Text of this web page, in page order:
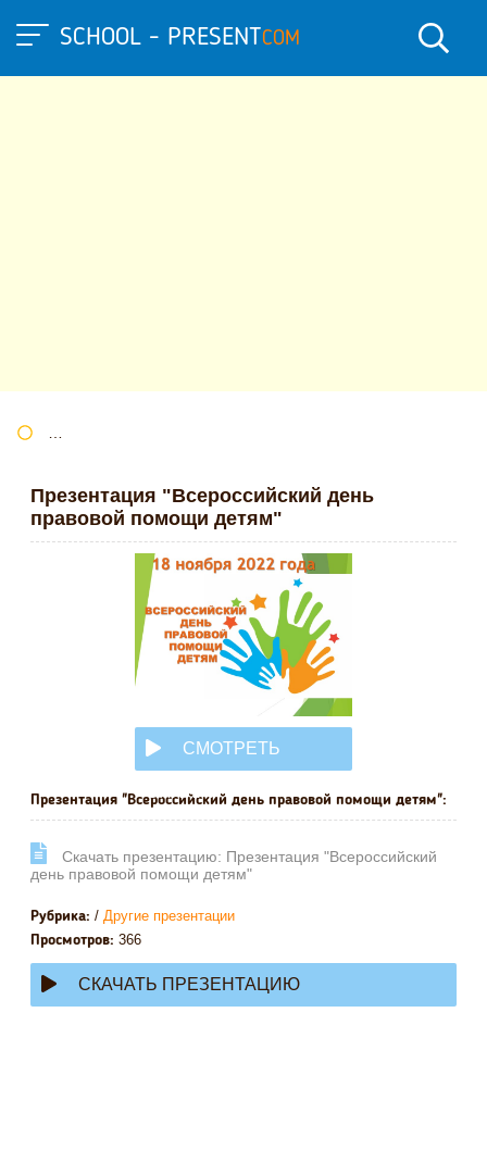
SCHOOL - PRESENTCOM
Презентация "Всероссийский день
правовой помощи детям"
СМОТРЕТЬ
ОНЛАЙН
Презентация "Всероссийский день правовой помощи детям":
Cкачать презентацию: Презентация "Всероссийский
день правовой помощи детям"
Рубрика: / Другие презентации
Просмотров: 366
СКАЧАТЬ ПРЕЗЕНТАЦИЮ